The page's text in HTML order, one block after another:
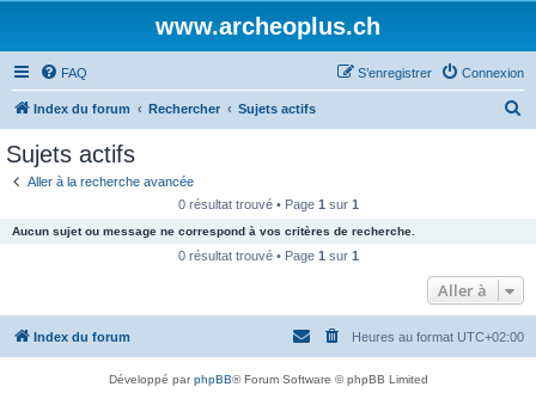
www.archeoplus.ch
FAQ Connexion
S’enregistrer
Index du forum Rechercher Sujets actifs
c
e
Sujets actifs
Aller à la recherche avancée
0 résultat trouvé • Page 1 sur 1
Aucun sujet ou message ne correspond à vos critères de recherche.
0 résultat trouvé • Page 1 sur 1
Aller à
Index du forum Heures au format UTC+02:00
Développé parphpBB® Forum Software © phpBB Limited